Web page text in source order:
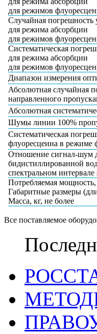
для режимов
Случайная
для режима абсорбции
для режимов
Систематическая
для режима абсорбции
для режимов
Диапазон измерения
Абсолютная случайная
направленного
Абсолютная
Шумы линии 100%
Систематическая
флуоресцеина в режиме
Отношение сигнал-шум
бидистиллированной
спектральном
Потребляемая
Габаритные размеры
Масса, кг, не более
Все поставляемое